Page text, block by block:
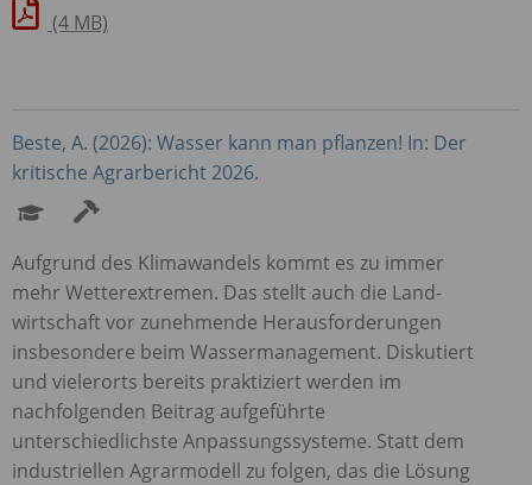
(4 MB)
Beste, A. (2026): Wasser kann man pflanzen! In: Der
kritische Agrarbericht 2026.
Aufgrund des Klimawandels kommt es zu immer
mehr Wetterextremen. Das stellt auch die Land­
wirtschaft vor zunehmende Herausforderungen
insbesondere beim Wassermanagement. Diskutiert
und vielerorts bereits praktiziert werden im
nachfolgenden Beitrag aufgeführte
unterschiedlichste Anpassungssysteme. Statt dem
industriellen Agrarmodell zu folgen, das die Lösung